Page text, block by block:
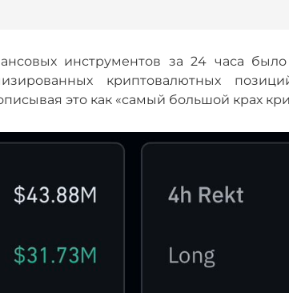
инструментов за 24 часа
криптовалютных
это как «самый большой крах